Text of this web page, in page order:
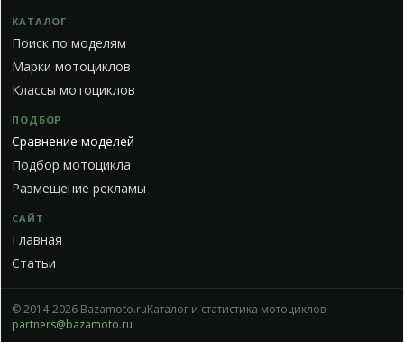
КАТАЛОГ
Поиск по моделям
Марки мотоциклов
Классы мотоциклов
ПОДБОР
Сравнение моделей
Подбор мотоцикла
Размещение рекламы
САЙТ
Главная
Статьи
© 2014-2026 Bazamoto.ruКаталог и статистика мотоциклов
partners@bazamoto.ru